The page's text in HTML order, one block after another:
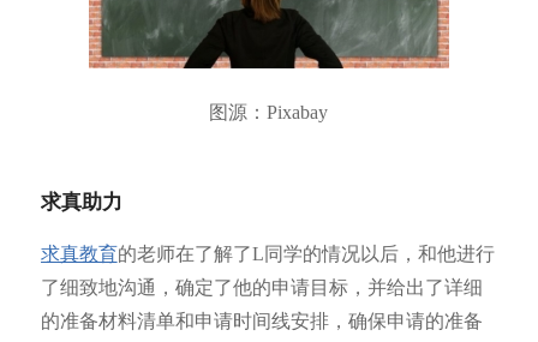
图源：Pixabay
求真助力
求真教育的老师在了解了L同学的情况以后，和他进行
了细致地沟通，确定了他的申请目标，并给出了详细
的准备材料清单和申请时间线安排，确保申请的准备